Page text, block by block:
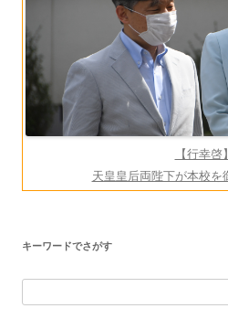
【行幸啓】
天皇皇后両陛下が本校を
キーワードでさがす
索: